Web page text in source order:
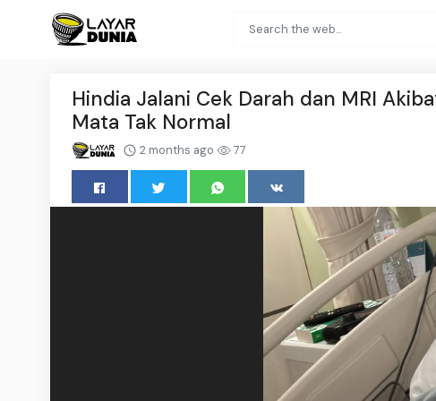
Hindia Jalani Cek Darah dan MRI
Mata Tak Normal
2 months ago 77